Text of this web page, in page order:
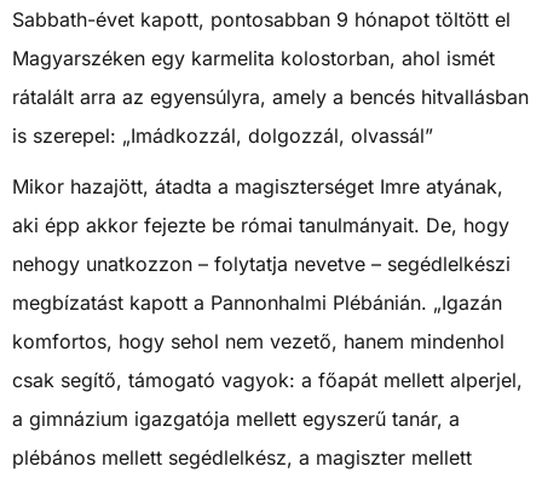
Sabbath-évet kapott, pontosabban 9 hónapot töltött el
Magyarszéken egy karmelita kolostorban, ahol ismét
rátalált arra az egyensúlyra, amely a bencés hitvallásban
is szerepel: „Imádkozzál, dolgozzál, olvassál”
Mikor hazajött, átadta a magiszterséget Imre atyának,
aki épp akkor fejezte be római tanulmányait. De, hogy
nehogy unatkozzon – folytatja nevetve – segédlelkészi
megbízatást kapott a Pannonhalmi Plébánián. „Igazán
komfortos, hogy sehol nem vezető, hanem mindenhol
csak segítő, támogató vagyok: a főapát mellett alperjel,
a gimnázium igazgatója mellett egyszerű tanár, a
plébános mellett segédlelkész, a magiszter mellett